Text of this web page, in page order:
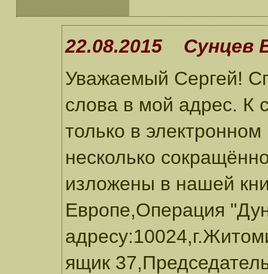
22.08.2015 Сунцев
Уважаемый Сергей!
слова в мой адрес. К
только в
несколько
изложены в нашей
Европе,Операция
ящик